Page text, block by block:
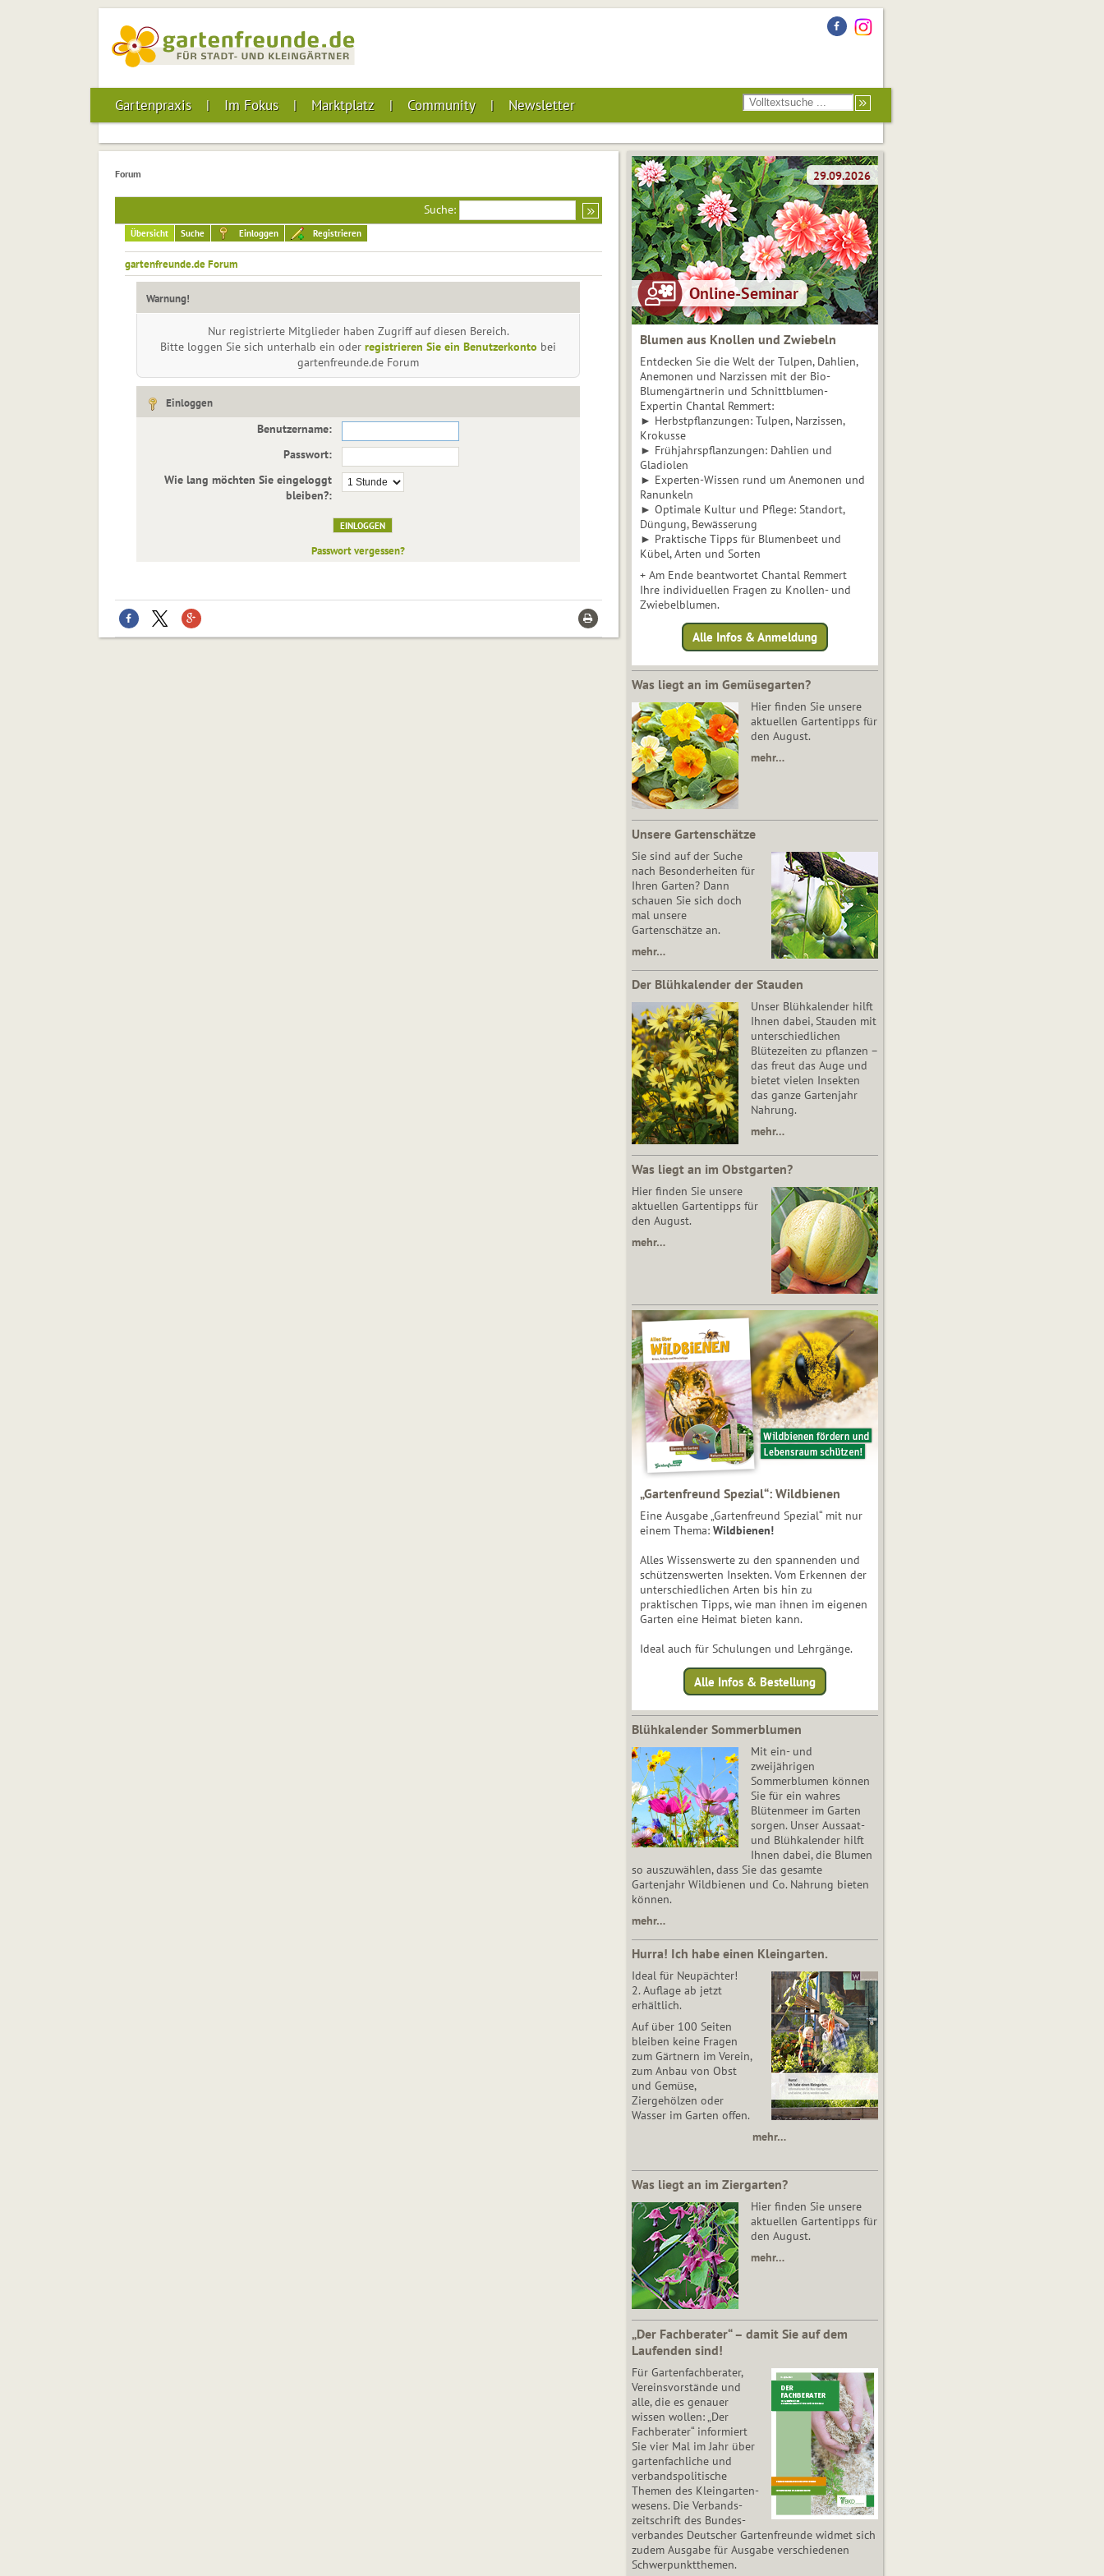
Gartenpraxis Im Fokus Marktplatz Community Newsletter
Forum
Suche:
Übersicht Suche Einloggen Registrieren
gartenfreunde.de Forum
Warnung!
Nur registrierte Mitglieder haben Zugriff auf diesen Bereich.
Bitte loggen Sie sich unterhalb ein oder registrieren Sie ein Benutzerkonto bei
gartenfreunde.de Forum
Einloggen
Benutzername:
Passwort:
Wie lang möchten Sie eingeloggt
bleiben?:
Passwort vergessen?
Blumen aus Knollen und Zwiebeln
Entdecken Sie die Welt der Tulpen, Dahlien,
Anemonen und Narzissen mit der Bio-
Blumengärtnerin und Schnittblumen-
Expertin Chantal Remmert:
► Herbstpflanzungen: Tulpen, Narzissen,
Krokusse
► Frühjahrspflanzungen: Dahlien und
Gladiolen
► Experten-Wissen rund um Anemonen und
Ranunkeln
► Optimale Kultur und Pflege: Standort,
Düngung, Bewässerung
► Praktische Tipps für Blumenbeet und
Kübel, Arten und Sorten
+ Am Ende beantwortet Chantal Remmert
Ihre individuellen Fragen zu Knollen- und
Zwiebelblumen.
Alle Infos & Anmeldung
Was liegt an im Gemüsegarten?
Hier finden Sie unsere
aktuellen Gartentipps für
den August.
mehr…
Unsere Gartenschätze
Sie sind auf der Suche
nach Besonderheiten für
Ihren Garten? Dann
schauen Sie sich doch
mal unsere
Gartenschätze an.
mehr…
Der Blühkalender der Stauden
Unser Blühkalender hilft
Ihnen dabei, Stauden mit
unterschiedlichen
Blütezeiten zu pflanzen –
das freut das Auge und
bietet vielen Insekten
das ganze Gartenjahr
Nahrung.
mehr…
Was liegt an im Obstgarten?
Hier finden Sie unsere
aktuellen Gartentipps für
den August.
mehr…
„Gartenfreund Spezial“: Wildbienen
Eine Ausgabe „Gartenfreund Spezial“ mit nur
einem Thema: Wildbienen!
Alles Wissenswerte zu den spannenden und
schützenswerten Insekten. Vom Erkennen der
unterschiedlichen Arten bis hin zu
praktischen Tipps, wie man ihnen im eigenen
Garten eine Heimat bieten kann.
Ideal auch für Schulungen und Lehrgänge.
Alle Infos & Bestellung
Blühkalender Sommerblumen
Mit ein- und
zweijährigen
Sommerblumen können
Sie für ein wahres
Blütenmeer im Garten
sorgen. Unser Aussaat-
und Blühkalender hilft
Ihnen dabei, die Blumen
so auszuwählen, dass Sie das gesamte
Gartenjahr Wildbienen und Co. Nahrung bieten
können.
mehr…
Hurra! Ich habe einen Kleingarten.
Ideal für Neupächter!
2. Auflage ab jetzt
erhältlich.
Auf über 100 Seiten
bleiben keine Fragen
zum Gärtnern im Verein,
zum Anbau von Obst
und Gemüse,
Ziergehölzen oder
Wasser im Garten offen.
mehr…
Was liegt an im Ziergarten?
Hier finden Sie unsere
aktuellen Gartentipps für
den August.
mehr…
„Der Fachberater“ – damit Sie auf dem
Laufenden sind!
Für Gartenfachberater,
Vereinsvorstände und
alle, die es genauer
wissen wollen: „Der
Fachberater“ informiert
Sie vier Mal im Jahr über
gartenfachliche und
verbandspolitische
Themen des Klein­gar­ten­
wesens. Die Ver­bands­
zeit­schrift des Bun­des­
ver­ban­des Deutscher Gartenfreunde widmet sich
zudem Ausgabe für Ausgabe verschiedenen
Schwer­punkt­the­men.